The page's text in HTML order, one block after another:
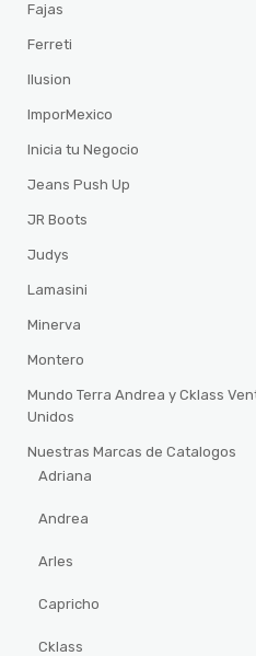
Fajas
Ferreti
Ilusion
ImporMexico
Inicia tu Negocio
Jeans Push Up
JR Boots
Judys
Lamasini
Minerva
Montero
Mundo Terra Andrea y Cklass
Unidos
Nuestras Marcas de Catalogos
Adriana
Andrea
Arles
Capricho
Cklass